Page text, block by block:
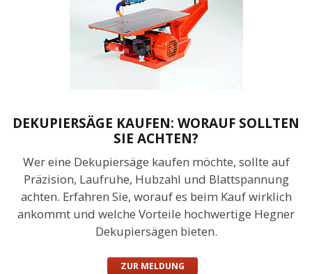
DEKUPIERSÄGE KAUFEN: WORAUF SOLLTEN
SIE ACHTEN?
Wer eine Dekupiersäge kaufen möchte, sollte auf
Präzision, Laufruhe, Hubzahl und Blattspannung
achten. Erfahren Sie, worauf es beim Kauf wirklich
ankommt und welche Vorteile hochwertige Hegner
Dekupiersägen bieten.
ZUR MELDUNG